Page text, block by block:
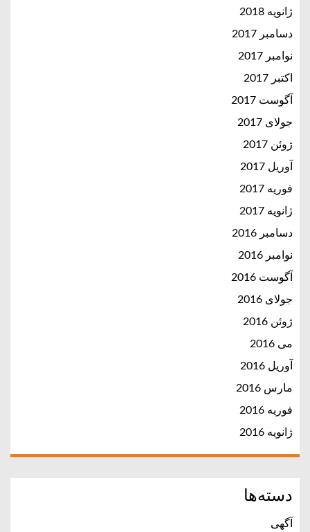
ژانویه 2018
دسامبر 2017
نوامبر 2017
اکتبر 2017
آگوست 2017
جولای 2017
ژوئن 2017
آوریل 2017
فوریه 2017
ژانویه 2017
دسامبر 2016
نوامبر 2016
آگوست 2016
جولای 2016
ژوئن 2016
می 2016
آوریل 2016
مارس 2016
فوریه 2016
ژانویه 2016
دسته‌ها
آگهی